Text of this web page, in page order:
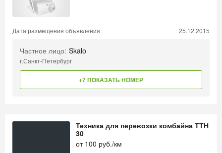
Дата размещения объявления: 25.12.2015
Частное лицо: Skalo
г.Санкт-Петербург
+7 ПОКАЗАТЬ НОМЕР
Техника для перевозки комбайна ТТН
30
от 100 руб./км